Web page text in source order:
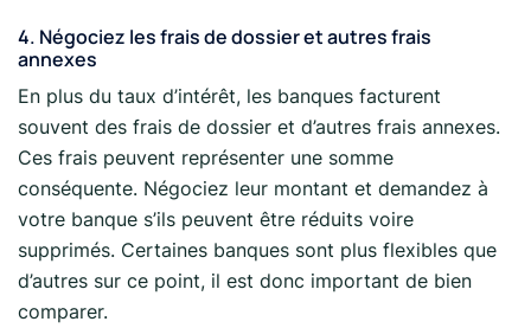
4. Négociez les frais de dossier et autres frais
annexes
En plus du taux d’intérêt, les banques facturent
souvent des frais de dossier et d’autres frais annexes.
Ces frais peuvent représenter une somme
conséquente. Négociez leur montant et demandez à
votre banque s’ils peuvent être réduits voire
supprimés. Certaines banques sont plus flexibles que
d’autres sur ce point, il est donc important de bien
comparer.